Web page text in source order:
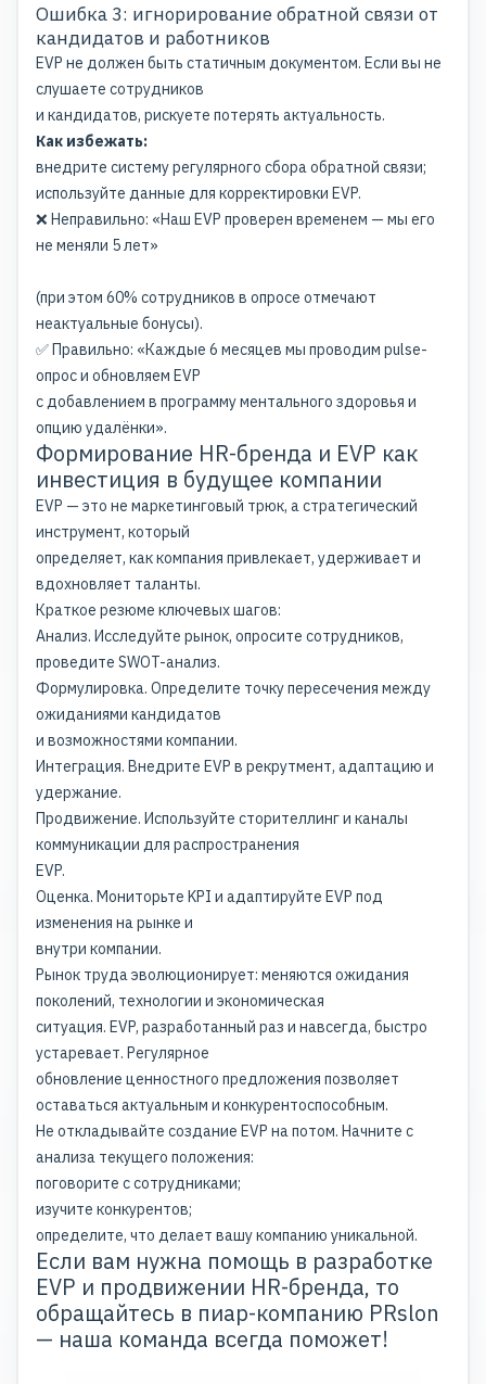
Ошибка 3: игнорирование обратной связи от
кандидатов и работников
EVP не должен быть статичным документом. Если вы не
слушаете сотрудников
и кандидатов, рискуете потерять актуальность.
Как избежать:
внедрите систему регулярного сбора обратной связи;
используйте данные для корректировки EVP.
❌ Неправильно: «Наш EVP проверен временем — мы его
не меняли 5 лет»
(при этом 60% сотрудников в опросе отмечают
неактуальные бонусы).
✅ Правильно: «Каждые 6 месяцев мы проводим pulse-
опрос и обновляем EVP
с добавлением в программу ментального здоровья и
опцию удалёнки».
Формирование HR-бренда и EVP как
инвестиция в будущее компании
EVP — это не маркетинговый трюк, а стратегический
инструмент, который
определяет, как компания привлекает, удерживает и
вдохновляет таланты.
Краткое резюме ключевых шагов:
Анализ. Исследуйте рынок, опросите сотрудников,
проведите SWOT-анализ.
Формулировка. Определите точку пересечения между
ожиданиями кандидатов
и возможностями компании.
Интеграция. Внедрите EVP в рекрутмент, адаптацию и
удержание.
Продвижение. Используйте сторителлинг и каналы
коммуникации для распространения
EVP.
Оценка. Мониторьте KPI и адаптируйте EVP под
изменения на рынке и
внутри компании.
Рынок труда эволюционирует: меняются ожидания
поколений, технологии и экономическая
ситуация. EVP, разработанный раз и навсегда, быстро
устаревает. Регулярное
обновление ценностного предложения позволяет
оставаться актуальным и конкурентоспособным.
Не откладывайте создание EVP на потом. Начните с
анализа текущего положения:
поговорите с сотрудниками;
изучите конкурентов;
определите, что делает вашу компанию уникальной.
Если вам нужна помощь в разработке
EVP и продвижении HR-бренда, то
обращайтесь в пиар-компанию PRslon
— наша команда всегда поможет!